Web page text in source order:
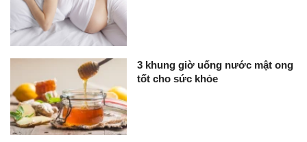
3 khung giờ uống nước mật ong
tốt cho sức khỏe